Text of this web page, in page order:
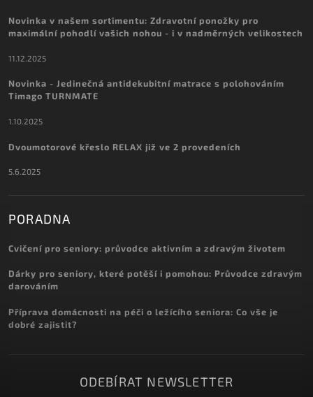
Novinka v našem sortimentu: Zdravotní ponožky pro
maximální pohodlí vašich nohou - i v nadměrných velikostech
11.12.2025
Novinka - Jedinečná antidekubitní matrace s polohováním
Timago TURNMATE
1.10.2025
Dvoumotorové křeslo RELAX již ve 2 provedeních
5.6.2025
PORADNA
Cvičení pro seniory: průvodce aktivním a zdravým životem
Dárky pro seniory, které potěší i pomohou: Průvodce zdravým
darováním
Příprava domácnosti na péči o ležícího seniora: Co vše je
dobré zajistit?
ODEBÍRAT NEWSLETTER